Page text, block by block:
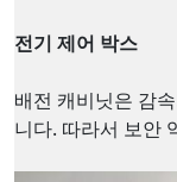
전기 제어 박스
배전 캐비닛은 감
니다. 따라서 보안